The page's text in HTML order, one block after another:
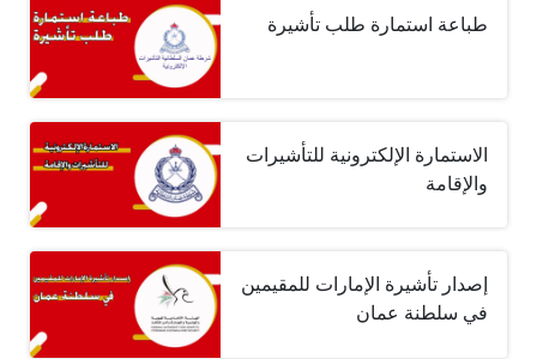
طباعة استمارة طلب تأشيرة
الاستمارة الإلكترونية للتأشيرات
والإقامة
إصدار تأشيرة الإمارات للمقيمين
في سلطنة عمان